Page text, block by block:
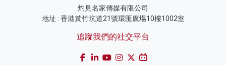
灼見名家傳媒有限公司
地址 : 香港黃竹坑道21號環匯廣場10樓1002室
追蹤我們的社交平台